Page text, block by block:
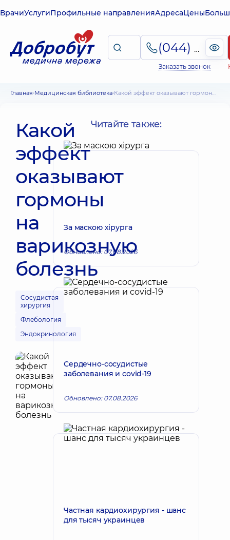
ВрачиУслугиПрофильные направленияАдресаЦены
(044) 495-2-888
Заказать звонок
Главная Медицинская библиотека Какой эффект оказывают гормоны на варикозную болезнь
Какой
эффект
оказывают
гормоны
на
варикозную
болезнь
Сосудистая
хирургия
Флебология
Эндокринология
Читайте также:
За маскою хірурга
Обновлено: 07.08.2026
Сердечно-сосудистые
заболевания и covid-19
Обновлено: 07.08.2026
Частная кардиохирургия - шанс
для тысяч украинцев